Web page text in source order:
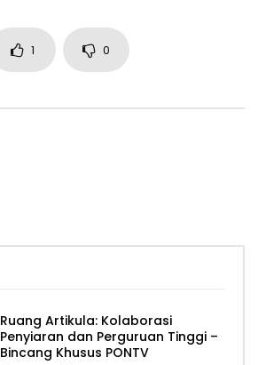
1 0
Ruang Artikula: Kolaborasi
Penyiaran dan Perguruan Tinggi –
Bincang Khusus PONTV